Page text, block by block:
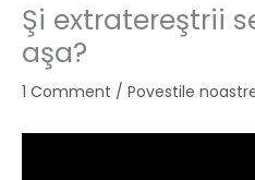
Şi extratereştrii
aşa?
1 Comment / Povestile